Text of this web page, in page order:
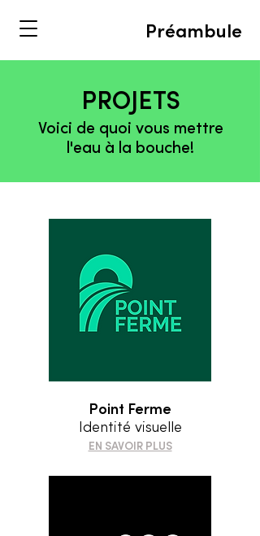
Préambule
PROJETS
Voici de quoi vous mettre
l'eau à la bouche!
Point Ferme
Identité visuelle
EN SAVOIR PLUS